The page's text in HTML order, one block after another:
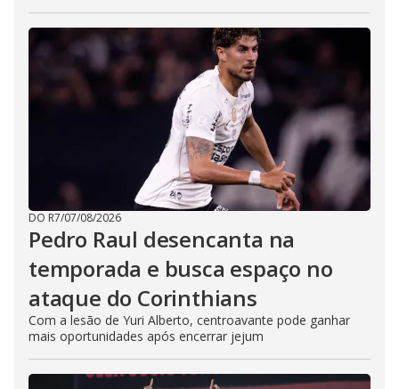
DO R7/07/08/2026
Pedro Raul desencanta na
temporada e busca espaço no
ataque do Corinthians
Com a lesão de Yuri Alberto, centroavante pode ganhar
mais oportunidades após encerrar jejum